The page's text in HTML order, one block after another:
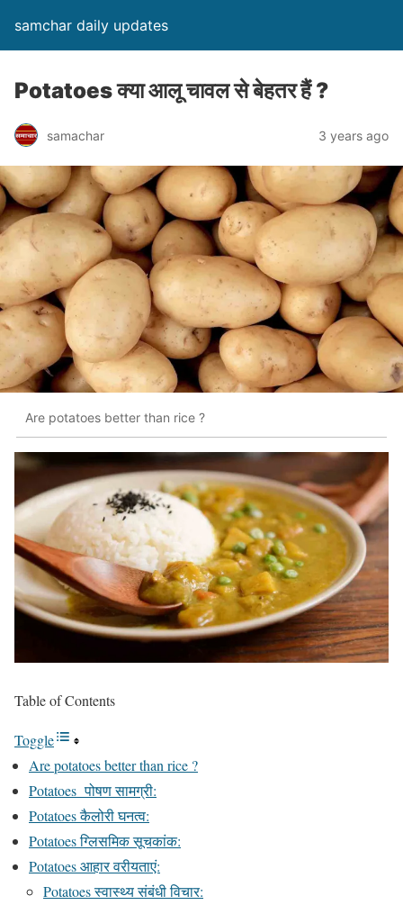
samchar daily updates
Potatoes क्या आलू चावल से बेहतर हैं ?
samachar 3 years ago
Are potatoes better than rice ?
Table of Contents
Toggle
Are potatoes better than rice ?
Potatoes पोषण सामग्री:
Potatoes कैलोरी घनत्व:
Potatoes ग्लिसमिक सूचकांक:
Potatoes आहार वरीयताएं:
Potatoes स्वास्थ्य संबंधी विचार: